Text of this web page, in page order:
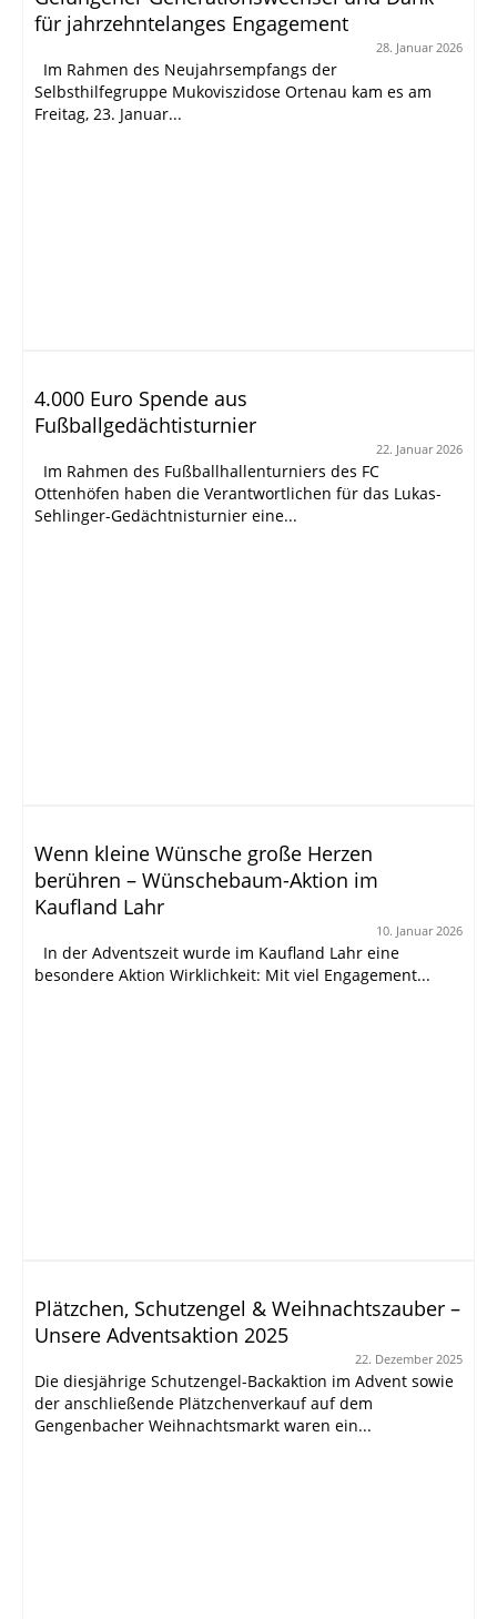
für jahrzehntelanges Engagement
28. Januar 2026
Im Rahmen des Neujahrsempfangs der
Selbsthilfegruppe Mukoviszidose Ortenau kam es am
Freitag, 23. Januar...
4.000 Euro Spende aus
Fußballgedächtisturnier
22. Januar 2026
Im Rahmen des Fußballhallenturniers des FC
Ottenhöfen haben die Verantwortlichen für das Lukas-
Sehlinger-Gedächtnisturnier eine...
Wenn kleine Wünsche große Herzen
berühren – Wünschebaum-Aktion im
Kaufland Lahr
10. Januar 2026
In der Adventszeit wurde im Kaufland Lahr eine
besondere Aktion Wirklichkeit: Mit viel Engagement...
Plätzchen, Schutzengel & Weihnachtszauber –
Unsere Adventsaktion 2025
22. Dezember 2025
Die diesjährige Schutzengel-Backaktion im Advent sowie
der anschließende Plätzchenverkauf auf dem
Gengenbacher Weihnachtsmarkt waren ein...